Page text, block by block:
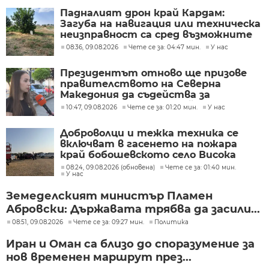
Падналият дрон край Кардам:
Загуба на навигация или техническа
неизправност са сред възможните
причини
08:36, 09.08.2026 Чете се за: 04:47 мин. У нас
Президентът отново ще призове
правителството на Северна
Македония да съдейства за
лечението на Ива Михайлова
10:47, 09.08.2026 Чете се за: 01:20 мин. У нас
Доброволци и тежка техника се
включват в гасенето на пожара
край бобошевското село Висока
могила
08:24, 09.08.2026 (обновена)
Чете се за: 01:40 мин.
У нас
Земеделският министър Пламен
Абровски: Държавата трябва да засили...
08:51, 09.08.2026 Чете се за: 09:27 мин. Политика
Иран и Оман са близо до споразумение за
нов временен маршрут през...